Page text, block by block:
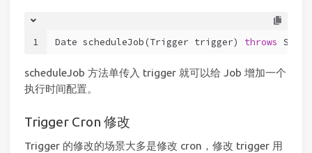
1 Date scheduleJob (Trigger trigger) throws
scheduleJob 方法单传入 trigger 就可以给 Job 增加一个
执行时间配置。
Trigger Cron 修改
Trigger 的修改的场景大多是修改 cron，修改 trigger 用